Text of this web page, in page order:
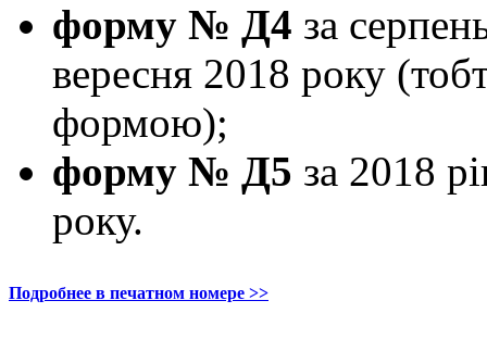
форму № Д4 за
вересня 2018 року
формою);
форму № Д5 за 2018
року.
Подробнее в печатном номере >>